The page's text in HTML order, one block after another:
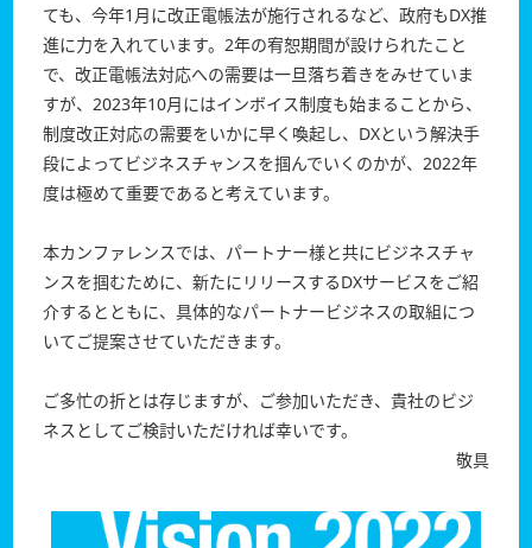
ても、今年1月に改正電帳法が施行されるなど、政府もDX推
進に力を入れています。2年の宥恕期間が設けられたこと
で、改正電帳法対応への需要は一旦落ち着きをみせていま
すが、2023年10月にはインボイス制度も始まることから、
制度改正対応の需要をいかに早く喚起し、DXという解決手
段によってビジネスチャンスを掴んでいくのかが、2022年
度は極めて重要であると考えています。
本カンファレンスでは、パートナー様と共にビジネスチャ
ンスを掴むために、新たにリリースするDXサービスをご紹
介するとともに、具体的なパートナービジネスの取組につ
いてご提案させていただきます。
ご多忙の折とは存じますが、ご参加いただき、貴社のビジ
ネスとしてご検討いただければ幸いです。
敬具